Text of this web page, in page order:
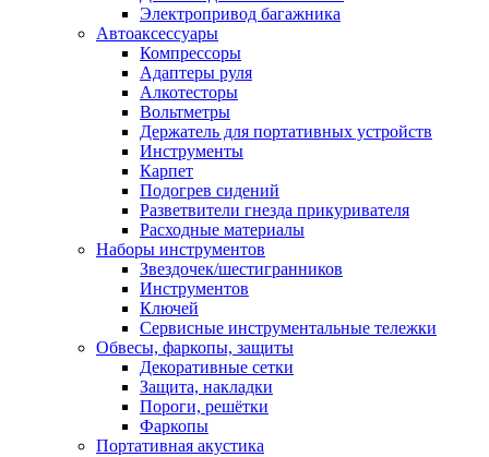
Электропривод багажника
Автоаксессуары
Компрессоры
Адаптеры руля
Алкотесторы
Вольтметры
Держатель для портативных устройств
Инструменты
Карпет
Подогрев сидений
Разветвители гнезда прикуривателя
Расходные материалы
Наборы инструментов
Звездочек/шестигранников
Инструментов
Ключей
Сервисные инструментальные тележки
Обвесы, фаркопы, защиты
Декоративные сетки
Защита, накладки
Пороги, решётки
Фаркопы
Портативная акустика